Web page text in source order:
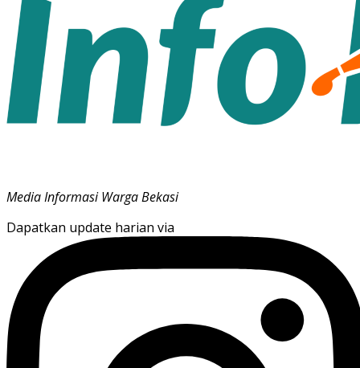
Media Informasi Warga Bekasi
Dapatkan update harian via